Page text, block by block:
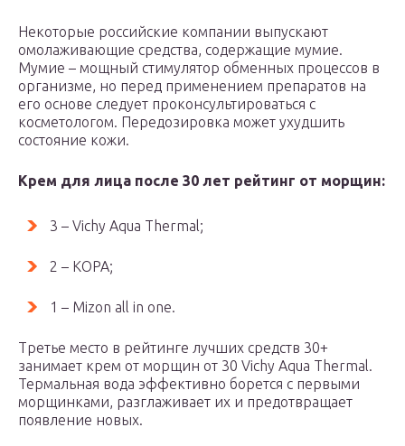
Некоторые российские компании выпускают
омолаживающие средства, содержащие мумие.
Мумие – мощный стимулятор обменных процессов в
организме, но перед применением препаратов на
его основе следует проконсультироваться с
косметологом. Передозировка может ухудшить
состояние кожи.
Крем для лица после 30 лет рейтинг от морщин:
3 – Vichy Aqua Thermal;
2 – KOPA;
1 – Mizon all in one.
Третье место в рейтинге лучших средств 30+
занимает крем от морщин от 30 Vichy Aqua Thermal.
Термальная вода эффективно борется с первыми
морщинками, разглаживает их и предотвращает
появление новых.